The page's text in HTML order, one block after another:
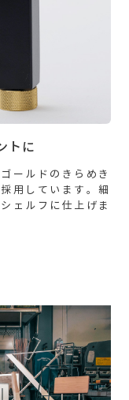
トに
ールドのきらめき
用しています。細
ェルフに仕上げま